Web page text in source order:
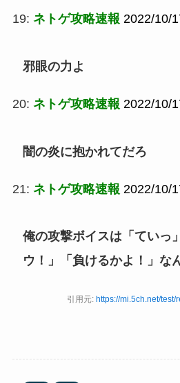
19: ネトゲ攻略速報 2022/10/
邪眼の力よ
20: ネトゲ攻略速報 2022/10/
闇の炎に抱かれてだろ
21: ネトゲ攻略速報 2022/10/
俺の攻撃ボイスは「ていっ
ウ！」「負けるかよ！」な
引用元: https://mi.5ch.net/